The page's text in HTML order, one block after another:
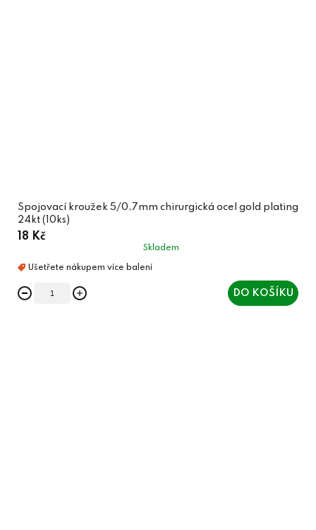
Spojovací kroužek 5/0,7mm chirurgická ocel gold plating
24kt (10ks)
18 Kč
Skladem
DO KOŠÍKU